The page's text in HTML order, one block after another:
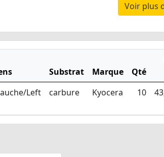
Voir plus
Substrat Marque Qté
Left carbure Kyocera 10